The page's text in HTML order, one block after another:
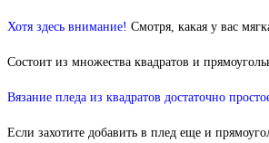
Хотя здесь внимание! Смотря, какая у вас
Состоит из множества квадратов и
Вязание пледа из квадратов достаточно
Если захотите добавить в плед еще и